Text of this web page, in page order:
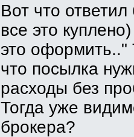
Вот что
все это
это оформить.."
что посылка
расходы без
Тогда уже
брокера?